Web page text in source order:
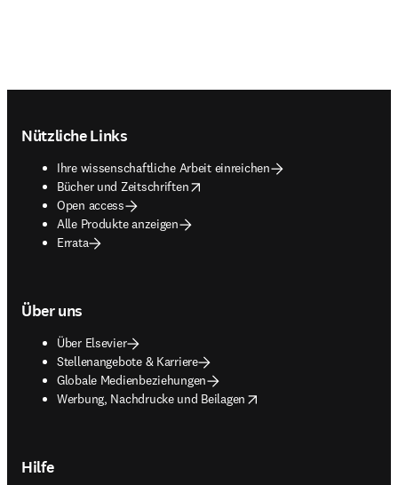
Nützliche Links
Ihre wissenschaftliche Arbeit einreichen
Bücher und Zeitschriften
opens in new tab/window
Open access
Alle Produkte anzeigen
Errata
Über uns
Über Elsevier
Stellenangebote & Karriere
Globale Medienbeziehungen
Werbung, Nachdrucke und Beilagen
opens in new tab/window
Hilfe